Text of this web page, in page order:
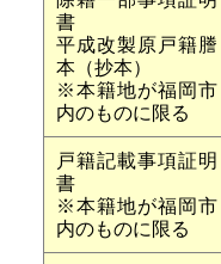
書
平成改製原戸籍謄
本（抄本）
※本籍地が福岡市
内のものに限る
戸籍記載事項証明
書
※本籍地が福岡市
内のものに限る